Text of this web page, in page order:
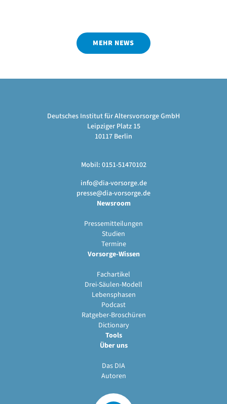
MEHR NEWS
Deutsches Institut für Altersvorsorge GmbH
Leipziger Platz 15
10117 Berlin
Mobil: 0151-51470102
info@dia-vorsorge.de
presse@dia-vorsorge.de
Newsroom
Pressemitteilungen
Studien
Termine
Vorsorge-Wissen
Fachartikel
Drei-Säulen-Modell
Lebensphasen
Podcast
Ratgeber-Broschüren
Dictionary
Tools
Über uns
Das DIA
Autoren